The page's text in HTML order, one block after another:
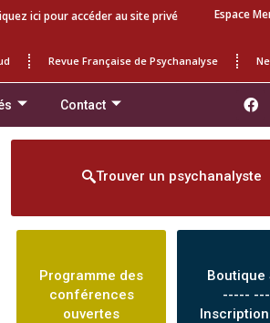
ici pour accéder au site privé Espace
Revue Française de Psychanalyse
Contact
Trouver un psychanalyste
Programme des
conférences
ouvertes
Boutique
-----